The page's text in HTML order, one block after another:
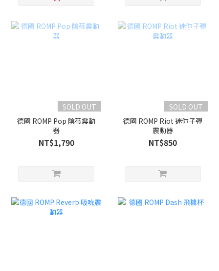
SOLD OUT
德國 ROMP Pop 陰蒂震動
器
NT$1,790
SOLD OUT
德國 ROMP Riot 迷你子彈
震動器
NT$850